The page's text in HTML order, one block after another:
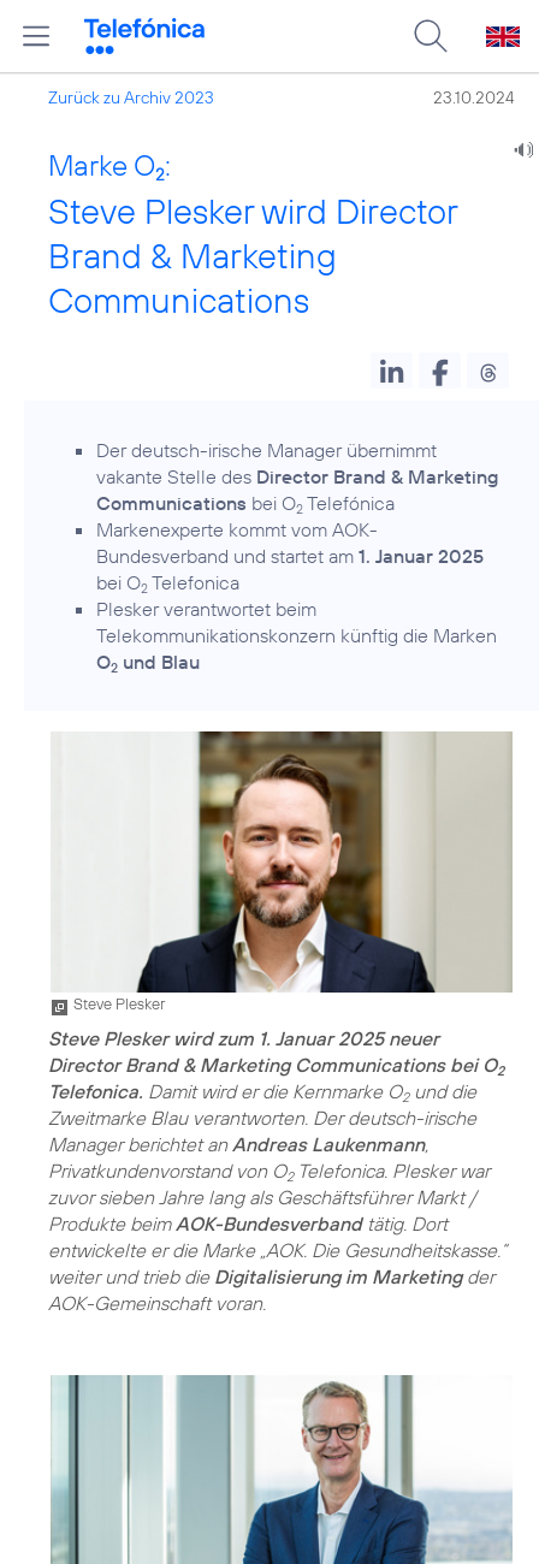
Zurück zu Archiv 2023 23.10.2024
Marke O2:
Steve Plesker wird Director
Brand & Marketing
Communications
Der deutsch-irische Manager übernimmt
vakante Stelle des Director Brand & Marketing
Communications bei O2 Telefónica
Markenexperte kommt vom AOK-
Bundesverband und startet am 1. Januar 2025
bei O2 Telefonica
Plesker verantwortet beim
Telekommunikationskonzern künftig die Marken
O2 und Blau
Steve Plesker
Steve Plesker wird zum 1. Januar 2025 neuer
Director Brand & Marketing Communications bei O2
Telefonica. Damit wird er die Kernmarke O2und die
Zweitmarke Blau verantworten. Der deutsch-irische
Manager berichtet anAndreas Laukenmann,
Privatkundenvorstand von O2Telefonica. Plesker war
zuvor sieben Jahre lang als Geschäftsführer Markt /
Produkte beimAOK-Bundesverbandtätig. Dort
entwickelte er die Marke „AOK. Die Gesundheitskasse.“
weiter und trieb die Digitalisierung im Marketingder
AOK-Gemeinschaft voran.